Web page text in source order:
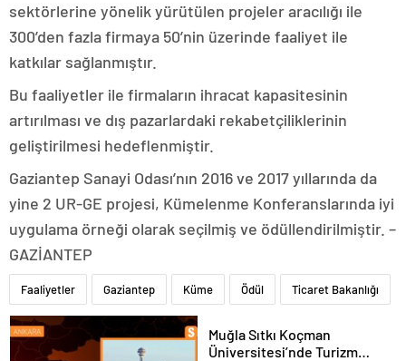
sektörlerine yönelik yürütülen projeler aracılığı ile
300’den fazla firmaya 50’nin üzerinde faaliyet ile
katkılar sağlanmıştır.
Bu faaliyetler ile firmaların ihracat kapasitesinin
artırılması ve dış pazarlardaki rekabetçiliklerinin
geliştirilmesi hedeflenmiştir.
Gaziantep Sanayi Odası’nın 2016 ve 2017 yıllarında da
yine 2 UR-GE projesi, Kümelenme Konferanslarında iyi
uygulama örneği olarak seçilmiş ve ödüllendirilmiştir. –
GAZİANTEP
Faaliyetler Gaziantep Küme Ödül Ticaret Bakanlığı
Muğla Sıtkı Koçman
Üniversitesi’nde Turizm